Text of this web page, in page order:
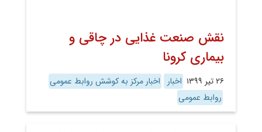
نقش صنعت غذایی در چاقی و
بیماری کرونا
۲۶ تیر ۱۳۹۹ اخبار
اخبار مرکز به کوشش روابط عمومی
روابط عمومی